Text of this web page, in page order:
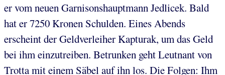
er vom neuen Garnisonshauptmann Jedlicek. Bald
hat er 7250 Kronen Schulden. Eines Abends
erscheint der Geldverleiher Kapturak, um das Geld
bei ihm einzutreiben. Betrunken geht Leutnant von
Trotta mit einem Säbel auf ihn los. Die Folgen: Ihm